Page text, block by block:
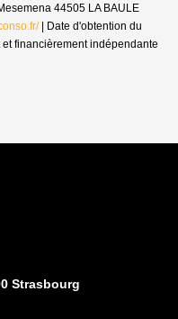
44505 LA BAULE
| Date d'obtention du
financièrement indépendante
Strasbourg